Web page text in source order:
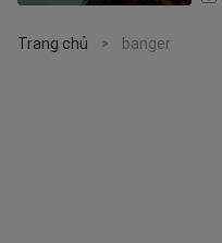
Trang chủ > banger